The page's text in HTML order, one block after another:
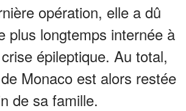
opération, elle a dû
plus longtemps internée à
épileptique. Au total,
Monaco est alors restée
de sa famille.